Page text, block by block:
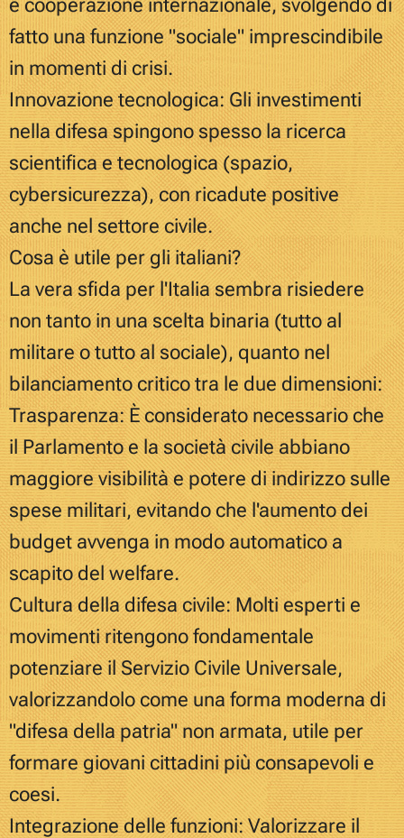
fatto una funzione "sociale" imprescindibile
in momenti di crisi.
Innovazione tecnologica: Gli investimenti
nella difesa spingono spesso la ricerca
scientifica e tecnologica (spazio,
cybersicurezza), con ricadute positive
anche nel settore civile.
Cosa è utile per gli italiani?
La vera sfida per l'Italia sembra risiedere
non tanto in una scelta binaria (tutto al
militare o tutto al sociale), quanto nel
bilanciamento critico tra le due dimensioni:
Trasparenza: È considerato necessario che
il Parlamento e la società civile abbiano
maggiore visibilità e potere di indirizzo sulle
spese militari, evitando che l'aumento dei
budget avvenga in modo automatico a
scapito del welfare.
Cultura della difesa civile: Molti esperti e
movimenti ritengono fondamentale
potenziare il Servizio Civile Universale,
valorizzandolo come una forma moderna di
"difesa della patria" non armata, utile per
formare giovani cittadini più consapevoli e
coesi.
Integrazione delle funzioni: Valorizzare il